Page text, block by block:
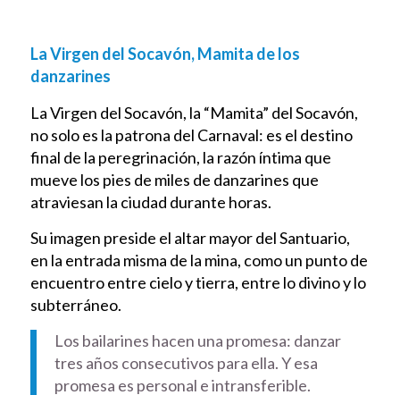
La Virgen del Socavón, Mamita de los
danzarines
La Virgen del Socavón, la “Mamita” del Socavón,
no solo es la patrona del Carnaval: es el destino
final de la peregrinación, la razón íntima que
mueve los pies de miles de danzarines que
atraviesan la ciudad durante horas.
Su imagen preside el altar mayor del Santuario,
en la entrada misma de la mina, como un punto de
encuentro entre cielo y tierra, entre lo divino y lo
subterráneo.
Los bailarines hacen una promesa: danzar
tres años consecutivos para ella. Y esa
promesa es personal e intransferible.